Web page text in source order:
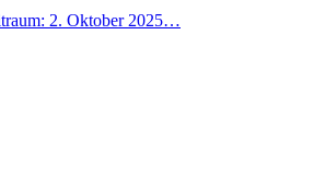
2. Oktober 2025…